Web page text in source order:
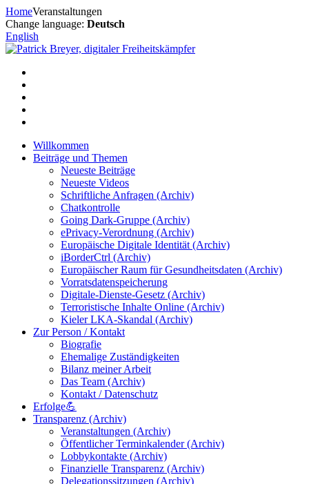
Zum
Inhalt
springen
HomeVeranstaltungen
Change language: Deutsch
English
Willkommen
Beiträge und Themen
Neueste Beiträge
Neueste Videos
Schriftliche Anfragen (Archiv)
Chatkontrolle
Going Dark-Gruppe (Archiv)
ePrivacy-Verordnung (Archiv)
Europäische Digitale Identität (Archiv)
iBorderCtrl (Archiv)
Europäischer Raum für Gesundheitsdaten (Archiv)
Vorratsdatenspeicherung
Digitale-Dienste-Gesetz (Archiv)
Terroristische Inhalte Online (Archiv)
Kieler LKA-Skandal (Archiv)
Zur Person / Kontakt
Biografie
Ehemalige Zuständigkeiten
Bilanz meiner Arbeit
Das Team (Archiv)
Kontakt / Datenschutz
Erfolge💪
Transparenz (Archiv)
Veranstaltungen (Archiv)
Öffentlicher Terminkalender (Archiv)
Lobbykontakte (Archiv)
Finanzielle Transparenz (Archiv)
Delegationssitzungen (Archiv)